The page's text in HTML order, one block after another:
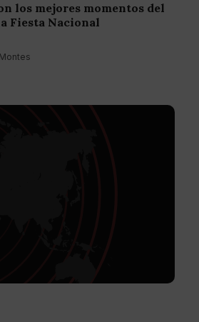
los mejores momentos del
Fiesta Nacional